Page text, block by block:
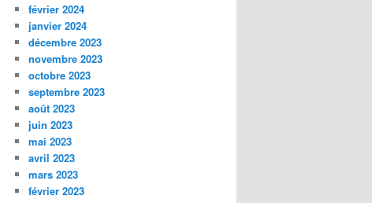
février 2024
janvier 2024
décembre 2023
novembre 2023
octobre 2023
septembre 2023
août 2023
juin 2023
mai 2023
avril 2023
mars 2023
février 2023